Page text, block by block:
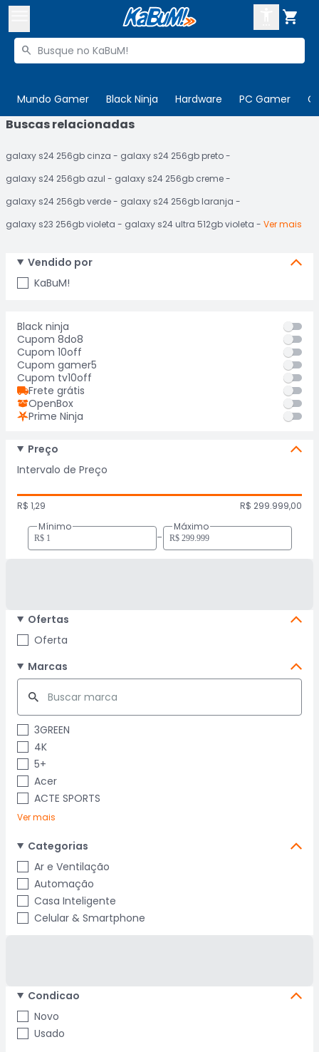

Buscar produtos

Mundo Gamer Black Ninja Hardware PC Gamer

 Departamentos
Cupons
Mais Vendidos
Ativar tradutor em libras
ENTRE
CADASTRE-SE
Buscas relacionadas
galaxy s24 256gb cinza
galaxy s24 256gb preto
galaxy s24 256gb azul
galaxy s24 256gb creme
galaxy s24 256gb verde
galaxy s24 256gb laranja
galaxy s23 256gb violeta
galaxy s24 ultra 512gb violeta Ver mais
Vendido por
KaBuM!
Black ninja
Cupom 8do8
Cupom 10off
Cupom gamer5
Cupom tv10off
Frete grátis
OpenBox
Prime Ninja
Preço
Intervalo de Preço
R$ 1,29
R$ 299.999,00
Mínimo
-
Máximo
Ofertas
Oferta
Marcas
3GREEN
4K
5+
Acer
ACTE SPORTS
Ver mais
Categorias
Ar e Ventilação
Automação
Casa Inteligente
Celular & Smartphone
Condicao
Novo
Usado